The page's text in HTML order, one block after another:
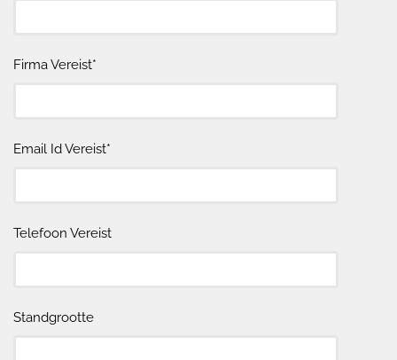
Firma Vereist*
Email Id Vereist*
Telefoon Vereist
Standgrootte